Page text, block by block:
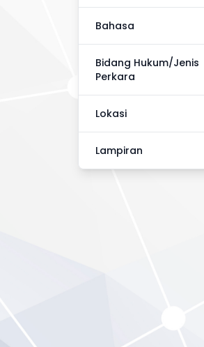
Bahasa
Bidang Hukum/Jenis
Perkara
Lokasi
Lampiran